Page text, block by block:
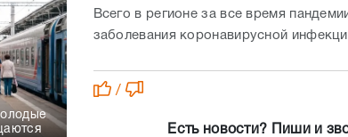
Всего в регионе за все время
заболевания коронавирусной
/
Есть новости? Пиши и